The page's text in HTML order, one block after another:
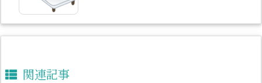
関連記事